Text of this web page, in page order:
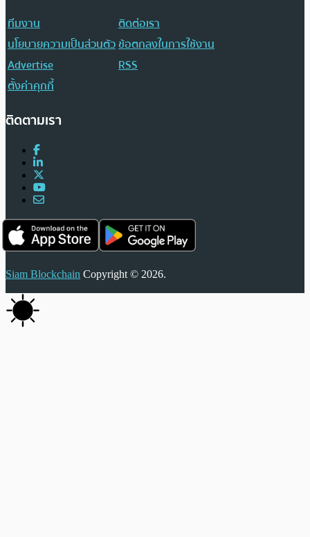
ทีมงาน
ติดต่อเรา
นโยบายความเป็นส่วนตัวข้อตกลงในการใช้งาน
Advertise
RSS
ตั้งค่าคุกกี้
ติดตามเรา
Siam Blockchain Copyright © 2026.